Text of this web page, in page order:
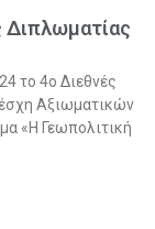
Διπλωματίας
το 4ο Διεθνές
Αξιωματικών
«Η Γεωπολιτική